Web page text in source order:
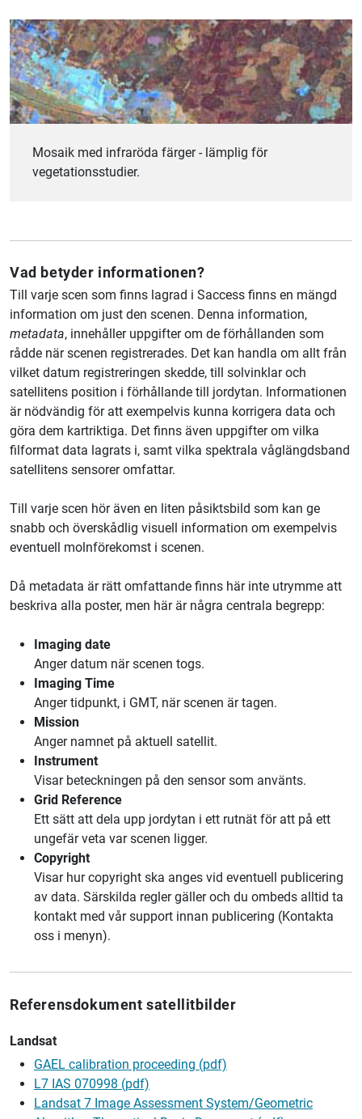
Mosaik med infraröda färger - lämplig för
vegetationsstudier.
Vad betyder informationen?
Till varje scen som finns lagrad i Saccess finns en mängd
information om just den scenen. Denna information,
metadata, innehåller uppgifter om de förhållanden som
rådde när scenen registrerades. Det kan handla om allt från
vilket datum registreringen skedde, till solvinklar och
satellitens position i förhållande till jordytan. Informationen
är nödvändig för att exempelvis kunna korrigera data och
göra dem kartriktiga. Det finns även uppgifter om vilka
filformat data lagrats i, samt vilka spektrala våglängdsband
satellitens sensorer omfattar.
Till varje scen hör även en liten påsiktsbild som kan ge
snabb och överskådlig visuell information om exempelvis
eventuell molnförekomst i scenen.
Då metadata är rätt omfattande finns här inte utrymme att
beskriva alla poster, men här är några centrala begrepp:
Imaging date
Anger datum när scenen togs.
Imaging Time
Anger tidpunkt, i GMT, när scenen är tagen.
Mission
Anger namnet på aktuell satellit.
Instrument
Visar beteckningen på den sensor som använts.
Grid Reference
Ett sätt att dela upp jordytan i ett rutnät för att på ett
ungefär veta var scenen ligger.
Copyright
Visar hur copyright ska anges vid eventuell publicering
av data. Särskilda regler gäller och du ombeds alltid ta
kontakt med vår support innan publicering (Kontakta
oss i menyn).
Referensdokument satellitbilder
Landsat
GAEL calibration proceeding (pdf)
L7 IAS 070998 (pdf)
Landsat 7 Image Assessment System/Geometric